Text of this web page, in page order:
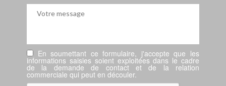
En soumettant ce formulaire, j'accepte que les
informations saisies soient exploitées dans le cadre
de la demande de contact et de la relation
commerciale qui peut en découler.